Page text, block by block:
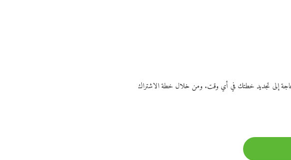
الحاجة إلى تجديد خطتك في أي وقت. ومن خلال خطة الاشتراك